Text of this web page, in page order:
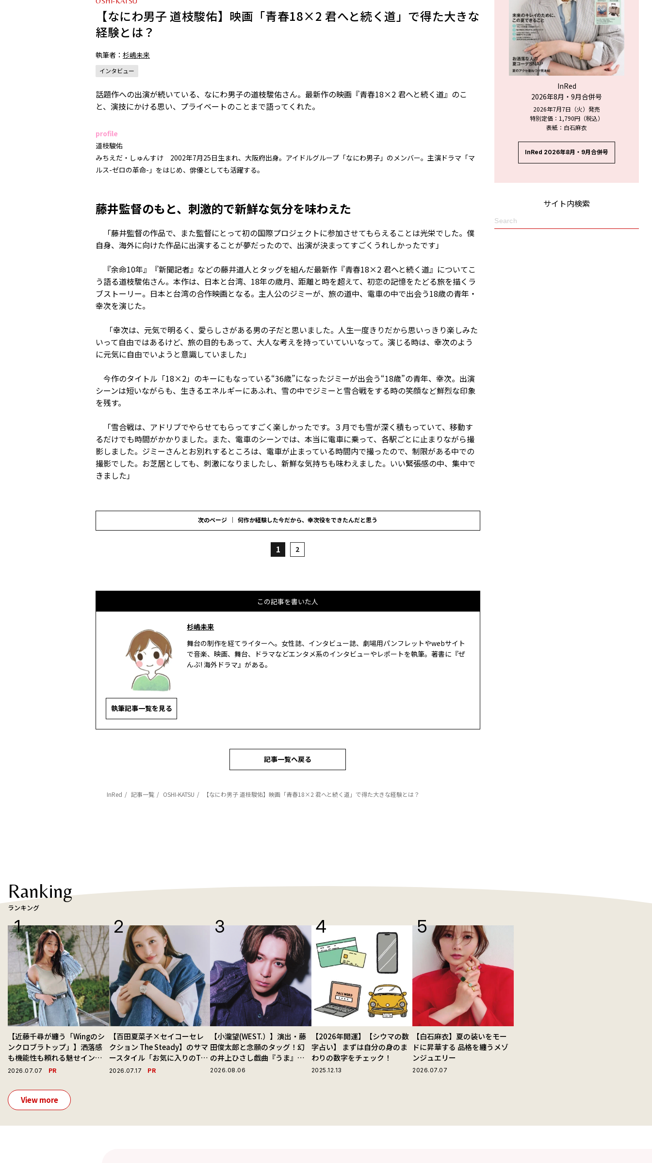
【なにわ男子 道枝駿佑】映画「青春18×2 君へと続く道」で得た大きな
経験とは？
執筆者： 杉嶋未来
インタビュー
話題作への出演が続いている、なにわ男子の道枝駿佑さん。最新作の映画『青春18×2 君へと続く道』のこ
と、演技にかける思い、プライベートのことまで語ってくれた。
profile
道枝駿佑
みちえだ・しゅんすけ 2002年7月25日生まれ、大阪府出身。アイドルグループ「なにわ男子」のメンバー。主演ドラマ「マ
ルス-ゼロの革命-」をはじめ、俳優としても活躍する。
藤井監督のもと、刺激的で新鮮な気分を味わえた
「藤井監督の作品で、また監督にとって初の国際プロジェクトに参加させてもらえることは光栄でした。僕
自身、海外に向けた作品に出演することが夢だったので、出演が決まってすごくうれしかったです」
『余命10年』『新聞記者』などの藤井道人とタッグを組んだ最新作『青春18×2 君へと続く道』についてこ
う語る道枝駿佑さん。本作は、日本と台湾、18年の歳月、距離と時を超えて、初恋の記憶をたどる旅を描くラ
ブストーリー。日本と台湾の合作映画となる。主人公のジミーが、旅の道中、電車の中で出会う18歳の青年・
幸次を演じた。
「幸次は、元気で明るく、愛らしさがある男の子だと思いました。人生一度きりだから思いっきり楽しみた
いって自由ではあるけど、旅の目的もあって、大人な考えを持っていていいなって。演じる時は、幸次のよう
に元気に自由でいようと意識していました」
今作のタイトル「18×2」のキーにもなっている“36歳”になったジミーが出会う“18歳”の青年、幸次。出演
シーンは短いながらも、生きるエネルギーにあふれ、雪の中でジミーと雪合戦をする時の笑顔など鮮烈な印象
を残す。
「雪合戦は、アドリブでやらせてもらってすごく楽しかったです。３月でも雪が深く積もっていて、移動す
るだけでも時間がかかりました。また、電車のシーンでは、本当に電車に乗って、各駅ごとに止まりながら撮
影しました。ジミーさんとお別れするところは、電車が止まっている時間内で撮ったので、制限がある中での
撮影でした。お芝居としても、刺激になりましたし、新鮮な気持ちも味わえました。いい緊張感の中、集中で
きました」
次のページ 何作か経験した今だから、幸次役をできたんだと思う
1 2
この記事を書いた人
執筆記事一覧を見る
杉嶋未来
舞台の制作を経てライターへ。女性誌、インタビュー誌、劇場用パンフレットやwebサイト
で音楽、映画、舞台、ドラマなどエンタメ系のインタビューやレポートを執筆。著書に『ぜ
んぶ! 海外ドラマ』がある。
記事一覧へ戻る
InRed 記事一覧 OSHI-KATSU 【なにわ男子 道枝駿佑】映画「青春18×2 君へと続く道」で得た大きな経験とは？
InRed
2026年8月・9月合併号
2026年7月7日（火）発売
特別定価：1,790円（税込）
表紙：白石麻衣
InRed 2026年8月・9月合併号
サイト内検索
Ranking
ランキング
【近藤千尋が纏う「Wingのシ
ンクロブラトップ」】洒落感
も機能性も頼れる魅せインナ
ーで毎日を心地よくアプデ！
2026.07.07 PR
【百田夏菜子×セイコーセレ
クション The Steady】のサマ
ースタイル「お気に入りのTシ
ャツと最高の時計と。」
2026.07.17 PR
【小瀧望(WEST.）】演出・藤
田俊太郎と念願のタッグ！幻
の井上ひさし戯曲『うま』で
演じる“爽快な悪人”の魅力と
2026.08.06
【2026年開運】【シウマの数
字占い】 まずは自分の身のま
わりの数字をチェック！
2025.12.13
【白石麻衣】夏の装いをモー
ドに昇華する 品格を纏うメゾ
ンジュエリー
2026.07.07
View more